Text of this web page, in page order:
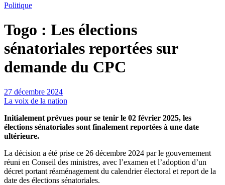
Politique
Togo : Les élections
sénatoriales reportées sur
demande du CPC
27 décembre 2024
La voix de la nation
Initialement prévues pour se tenir le 02 février 2025, les
élections sénatoriales sont finalement reportées à une date
ultérieure.
La décision a été prise ce 26 décembre 2024 par le gouvernement
réuni en Conseil des ministres, avec l’examen et l’adoption d’un
décret portant réaménagement du calendrier électoral et report de la
date des élections sénatoriales.